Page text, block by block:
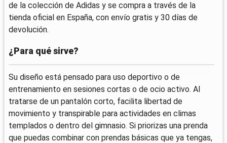
de la colección de Adidas y se compra a través de la
tienda oficial en España, con envío gratis y 30 días de
devolución.
¿Para qué sirve?
Su diseño está pensado para uso deportivo o de
entrenamiento en sesiones cortas o de ocio activo. Al
tratarse de un pantalón corto, facilita libertad de
movimiento y transpirable para actividades en climas
templados o dentro del gimnasio. Si priorizas una prenda
que puedas combinar con prendas básicas que ya tengas,